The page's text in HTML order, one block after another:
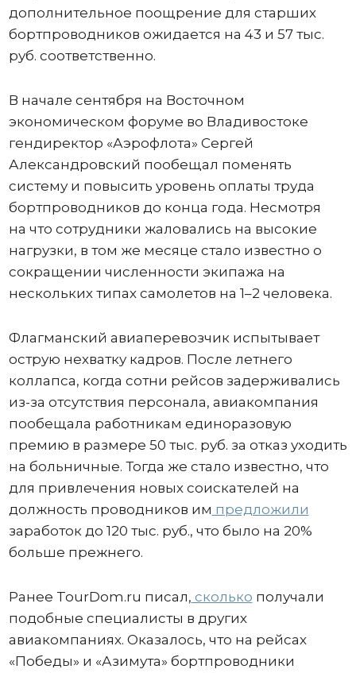
дополнительное поощрение для старших
бортпроводников ожидается на 43 и 57 тыс.
руб. соответственно.
В начале сентября на Восточном
экономическом форуме во Владивостоке
гендиректор «Аэрофлота» Сергей
Александровский пообещал поменять
систему и повысить уровень оплаты труда
бортпроводников до конца года. Несмотря
на что сотрудники жаловались на высокие
нагрузки, в том же месяце стало известно о
сокращении численности экипажа на
нескольких типах самолетов на 1–2 человека.
Флагманский авиаперевозчик испытывает
острую нехватку кадров. После летнего
коллапса, когда сотни рейсов задерживались
из-за отсутствия персонала, авиакомпания
пообещала работникам единоразовую
премию в размере 50 тыс. руб. за отказ уходить
на больничные. Тогда же стало известно, что
для привлечения новых соискателей на
должность проводников им предложили
заработок до 120 тыс. руб., что было на 20%
больше прежнего.
Ранее TourDom.ru писал, сколько получали
подобные специалисты в других
авиакомпаниях. Оказалось, что на рейсах
«Победы» и «Азимута» бортпроводники